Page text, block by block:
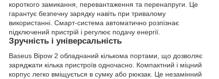
короткого замикання, перевантаження та перенапруги. Це
гарантує безпечну зарядку навіть при тривалому
використанні. Смарт-система автоматично розпізнає
підключений пристрій і регулює подачу енергії.
Зручність і універсальність
Baseus Bipow 2 обладнаний кількома портами, що дозволяє
заряджати кілька пристроїв одночасно. Компактний і міцний
корпус легко вміщується в сумку або рюкзак. Це незамінний